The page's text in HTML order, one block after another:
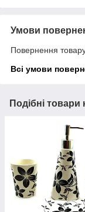
Умови
Повернення
Всі умови
Подібні товари